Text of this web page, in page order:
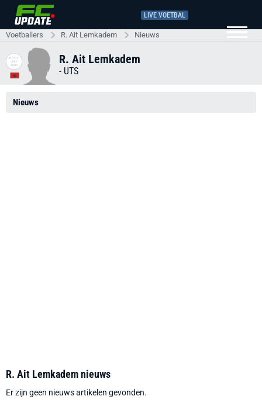
LIVE VOETBAL
Voetballers R. Ait Lemkadem Nieuws
R. Ait Lemkadem
- UTS
Nieuws
R. Ait Lemkadem nieuws
Er zijn geen nieuws artikelen gevonden.